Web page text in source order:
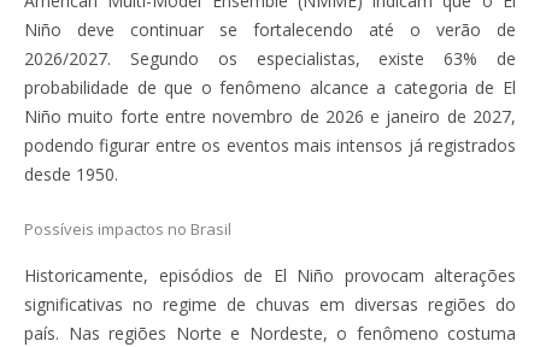
Niño deve continuar se fortalecendo até o verão de
2026/2027. Segundo os especialistas, existe 63% de
probabilidade de que o fenômeno alcance a categoria de El
Niño muito forte entre novembro de 2026 e janeiro de 2027,
podendo figurar entre os eventos mais intensos já registrados
desde 1950.
Possíveis impactos no Brasil
Historicamente, episódios de El Niño provocam alterações
significativas no regime de chuvas em diversas regiões do
país. Nas regiões Norte e Nordeste, o fenômeno costuma